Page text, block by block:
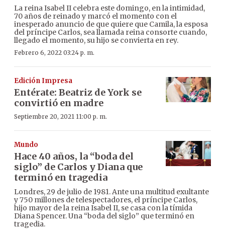
La reina Isabel II celebra este domingo, en la intimidad,
70 años de reinado y marcó el momento con el
inesperado anuncio de que quiere que Camila, la esposa
del príncipe Carlos, sea llamada reina consorte cuando,
llegado el momento, su hijo se convierta en rey.
Febrero 6, 2022 03:24 p. m.
Edición Impresa
Entérate: Beatriz de York se
convirtió en madre
Septiembre 20, 2021 11:00 p. m.
Mundo
Hace 40 años, la “boda del
siglo” de Carlos y Diana que
terminó en tragedia
Londres, 29 de julio de 1981. Ante una multitud exultante
y 750 millones de telespectadores, el príncipe Carlos,
hijo mayor de la reina Isabel II, se casa con la tímida
Diana Spencer. Una “boda del siglo” que terminó en
tragedia.